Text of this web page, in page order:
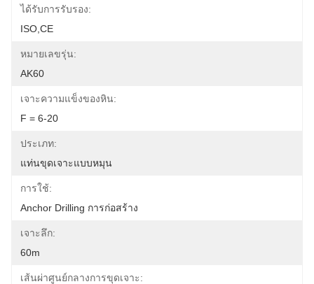
ได้รับการรับรอง:
ISO,CE
หมายเลขรุ่น:
AK60
เจาะความแข็งของหิน:
F = 6-20
ประเภท:
แท่นขุดเจาะแบบหมุน
การใช้:
Anchor Drilling การก่อสร้าง
เจาะลึก:
60m
เส้นผ่าศูนย์กลางการขุดเจาะ: